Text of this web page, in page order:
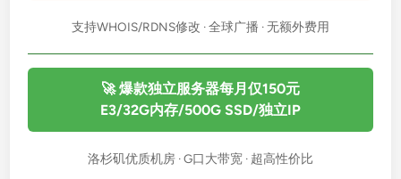
支持WHOIS/RDNS修改 · 全球广播 · 无额外费用
🚀 爆款独立服务器每月仅150元
E3/32G内存/500G SSD/独立IP
洛杉矶优质机房 · G口大带宽 · 超高性价比